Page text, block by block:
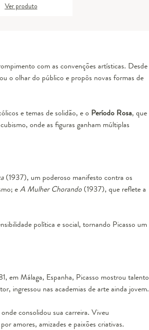
Ver produto
com as convenções artísticas. Desde
o olhar do público e propôs novas formas de
e temas de solidão, e o Período Rosa, que
onde as figuras ganham múltiplas
(1937), um poderoso manifesto contra os
eA Mulher Chorando(1937), que reflete a
política e social, tornando Picasso um
em Málaga, Espanha, Picasso mostrou talento
ingressou nas academias de arte ainda jovem.
consolidou sua carreira. Viveu
amores, amizades e paixões criativas.